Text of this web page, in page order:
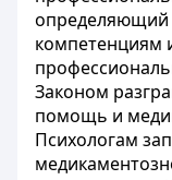
определяющий
компетенциям
Законом
помощь и
Психологам